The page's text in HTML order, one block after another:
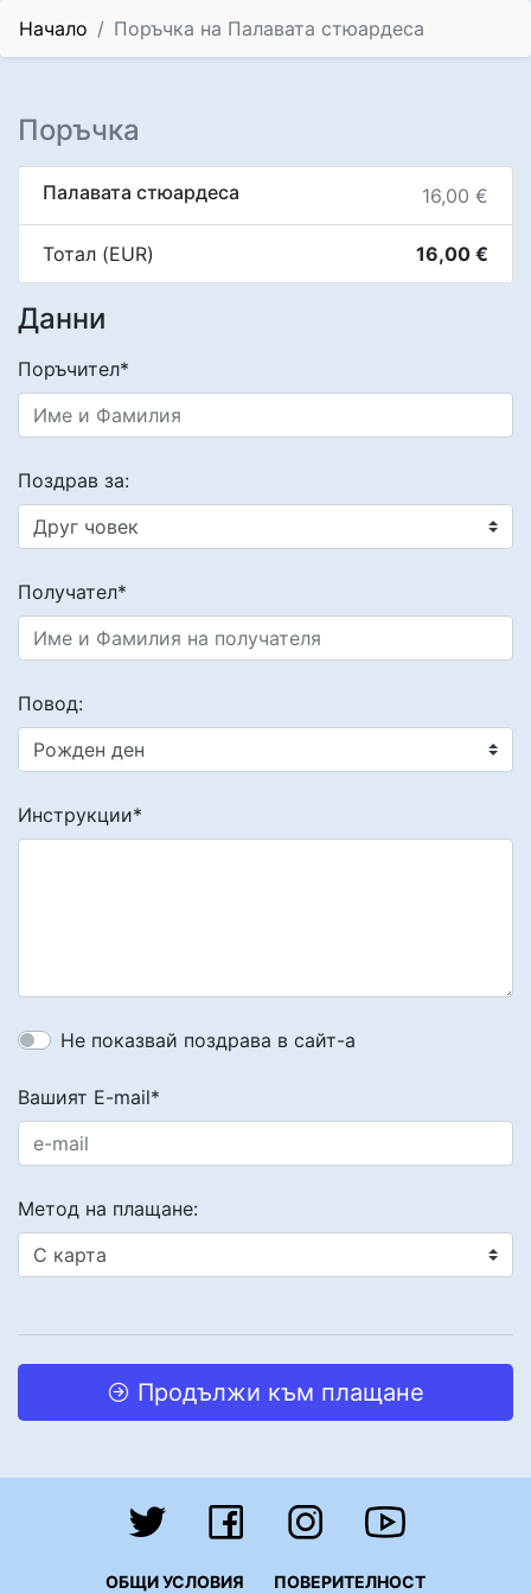
Начало Поръчка на Палавата стюардеса
Поръчка
Палавата стюардеса 16,00 €
Тотал (EUR) 16,00 €
Данни
Поръчител*
Поздрав за:
Получател*
Повод:
Инструкции*
Не показвай поздрава в сайт-а
Вашият E-mail*
Метод на плащане:
Продължи към плащане
ОБЩИ УСЛОВИЯ ПОВЕРИТЕЛНОСТ